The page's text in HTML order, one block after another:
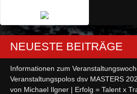
NEUESTE BEITRÄGE
Informationen zum
Veranstaltungspolos dsv MASTERS
von Michael Ilgner | Erfolg = Talent x